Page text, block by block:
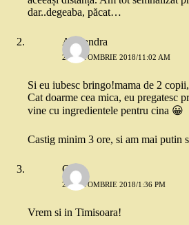
dar..degeaba, păcat…
Alexandra
27 OCTOMBRIE 2018/11:02 AM
Si eu iubesc bringo!mama de 2
Cat doarme cea mica, eu pregatesc
vine cu ingredientele pentru cina 😀
Castig minim 3 ore, si am mai putin
Otilia
27 OCTOMBRIE 2018/1:36 PM
Vrem si in Timisoara!